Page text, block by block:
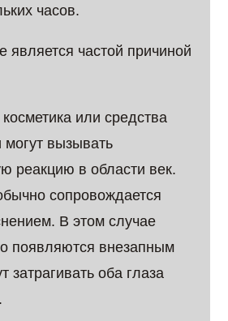
часов.
является частой причиной
или средства
вызывать
реакцию в области век.
сопровождается
В этом случае
появляются внезапным
затрагивать оба глаза